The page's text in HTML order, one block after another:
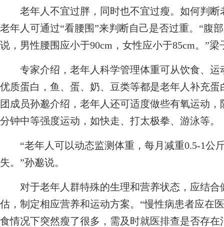
老年人不宜过胖，同时也不宜过瘦。如何判断
老年人可通过“看腰围”来判断自己是否过重。“腹
说，男性腰围应小于90cm，女性应小于85cm。”梁
专家介绍，老年人科学管理体重可从饮食、运
优质蛋白，鱼、蛋、奶、豆类等都是老年人补充
团成员孙邈介绍，老年人还可适度做些有氧运动
分钟中等强度运动，如快走、打太极拳、游泳等。
“老年人可以动态监测体重，每月减重0.5-1公
失。”孙邈说。
对于老年人群特殊的生理和营养状态，应结合
估，制定相应营养和运动方案。“慢性病患者应在
食情况下突然瘦了很多，需及时就医排查是否存